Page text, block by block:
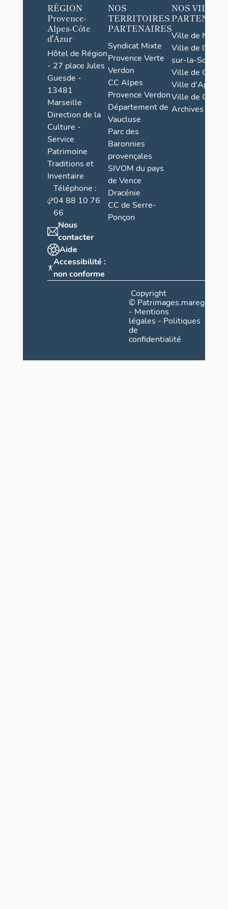
RÉGION
Provence-
Alpes-Côte
d'Azur
Hôtel de Région
- 27 place Jules
Guesde -
13481
Marseille
Direction de la
Culture -
Service
Patrimoine
Traditions et
Inventaire
Téléphone :
04 88 10 76
66
Nous
contacter
Aide
Accessibilité :
non conforme
NOS
TERRITOIRES
PARTENAIRES
Syndicat Mixte
Provence Verte
Verdon
CC Alpes
Provence Verdon
Département de
Vaucluse
Parc des
Baronnies
provençales
SIVOM du pays
de Vence
Dracénie
CC de Serre-
Ponçon
NOS VILLES
Ville de Nice
Ville de l'Isle-
sur-la-Sorgue
Ville de Grasse
Ville d'Apt
Ville de
Archives
Copyright
©
- Mentions
légales - Politiques
de
confidentialité